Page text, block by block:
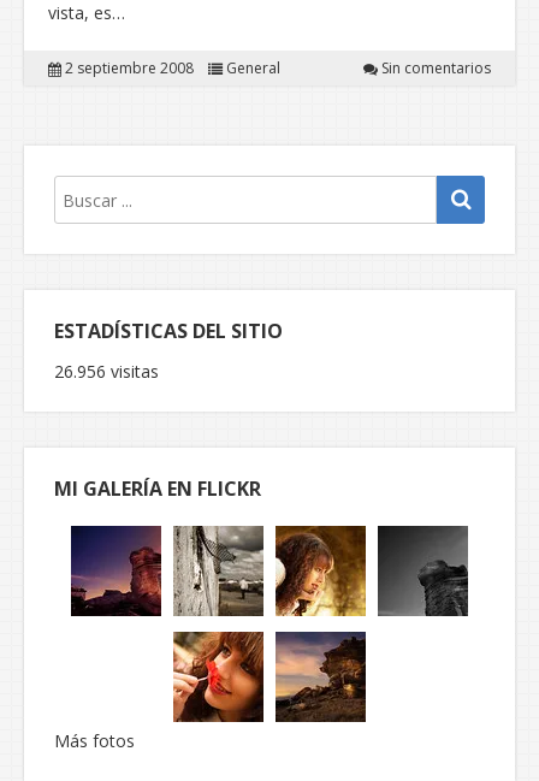
vista, es…
2 septiembre 2008 General Sin comentarios
ESTADÍSTICAS DEL SITIO
26.956 visitas
MI GALERÍA EN FLICKR
Más fotos